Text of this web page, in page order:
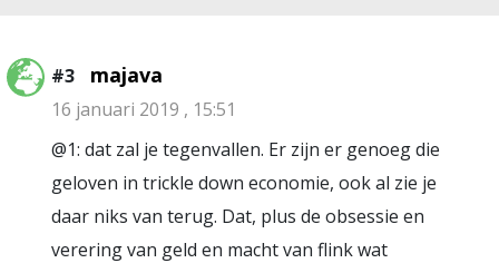
#3 majava
16 januari 2019 , 15:51
@1: dat zal je tegenvallen. Er zijn er genoeg die
geloven in trickle down economie, ook al zie je
daar niks van terug. Dat, plus de obsessie en
verering van geld en macht van flink wat